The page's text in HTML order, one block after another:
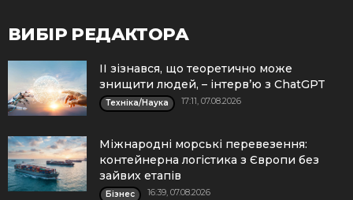
ВИБІР РЕДАКТОРА
ІІ зізнався, що теоретично може
знищити людей, – інтерв’ю з ChatGPT
Техніка/Наука 17:11, 07.08.2026
Міжнародні морські перевезення:
контейнерна логістика з Європи без
зайвих етапів
Бізнес 16:39, 07.08.2026